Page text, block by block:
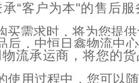
“客户为本"的售后服
买需求时，将为您提
后，中恒日鑫物流中
流承运商，将您的
使用过程中，您可以